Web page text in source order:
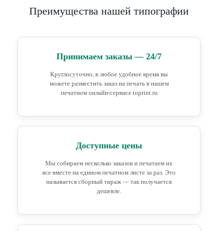
Преимущества нашей типографии
Принимаем заказы — 24/7
Круглосуточно, в любое удобное время вы
можете разместить заказ на печать в нашем
печатном онлайн-сервисе toprint.ru
Доступные цены
Мы собираем несколько заказов и печатаем их
все вместе на едином печатном листе за раз. Это
называется сборный тираж — так получается
дешевле.